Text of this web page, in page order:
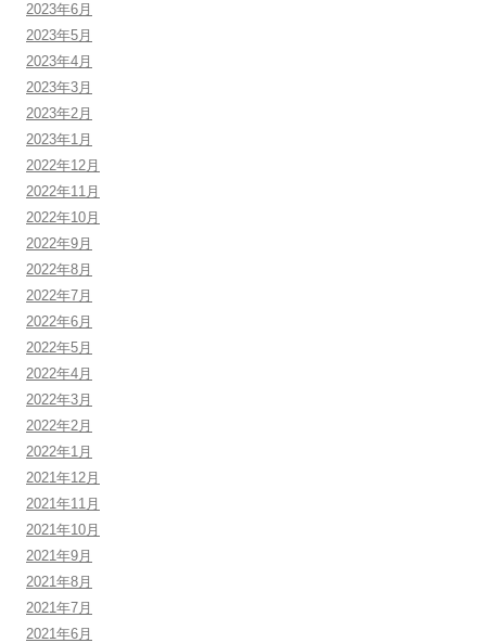
2023年6月
2023年5月
2023年4月
2023年3月
2023年2月
2023年1月
2022年12月
2022年11月
2022年10月
2022年9月
2022年8月
2022年7月
2022年6月
2022年5月
2022年4月
2022年3月
2022年2月
2022年1月
2021年12月
2021年11月
2021年10月
2021年9月
2021年8月
2021年7月
2021年6月